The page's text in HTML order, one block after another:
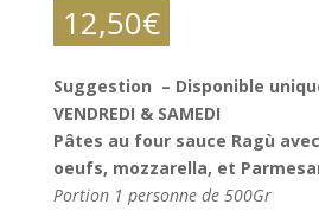
12,50€
Suggestion – Disponible
VENDREDI & SAMEDI
Pâtes au four sauce Ragù
oeufs, mozzarella, et
Portion 1 personne de 500Gr